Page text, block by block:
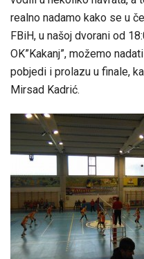
realno nadamo kako se u
FBiH, u našoj dvorani od
OK”Kakanj”, možemo
pobjedi i prolazu u finale,
Mirsad Kadrić.